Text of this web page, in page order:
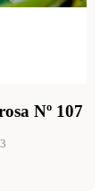
Nº 107